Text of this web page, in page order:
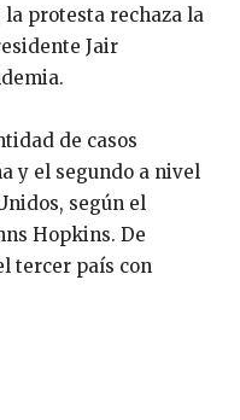
protesta rechaza la
Jair
de casos
y el segundo a nivel
según el
Hopkins. De
tercer país con